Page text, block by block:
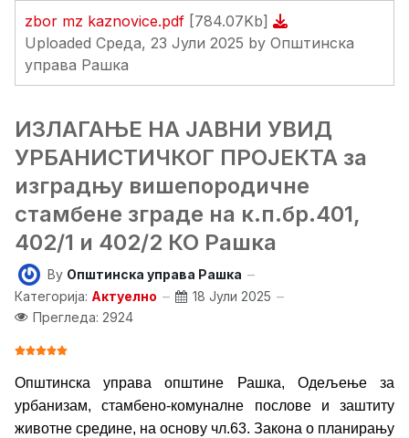
zbor mz kaznovice.pdf [784.07Kb]
Uploaded Среда, 23 Јули 2025 by Општинска
управа Рашка
ИЗЛАГАЊЕ НА ЈАВНИ УВИД
УРБАНИСТИЧКОГ ПРОЈЕКТА за
изградњу вишепородичне
стамбене зграде на к.п.бр.401,
402/1 и 402/2 КО Рашка
By Општинска управа Рашка
Категорија: Актуелно
18 Јули 2025
Прегледа: 2924
ОЦЕНА КОРИСНИКА:
Општинска управа општине Рашка, Одељење за
урбанизам, стамбено-комуналне послове и заштиту
животне средине, на основу чл.63. Закона о планирању